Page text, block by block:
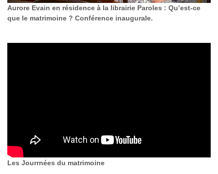
Aurore Evain en résidence à la librairie Paroles : Qu’est-ce
que le matrimoine ? Conférence inaugurale.
Les Jourrnées du matrimoine